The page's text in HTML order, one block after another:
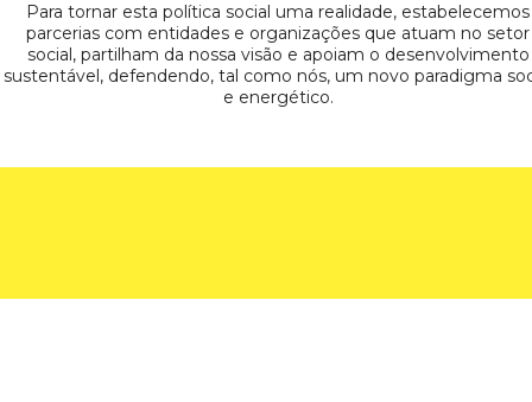
Para tornar esta política social uma realidade, estabelecemos
parcerias com entidades e organizações que atuam no setor
social, partilham da nossa visão e apoiam o desenvolvimento
sustentável, defendendo, tal como nós, um novo paradigma
e energético.